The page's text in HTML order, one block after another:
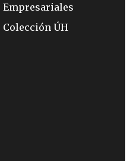
Empresariales
Colección ÚH